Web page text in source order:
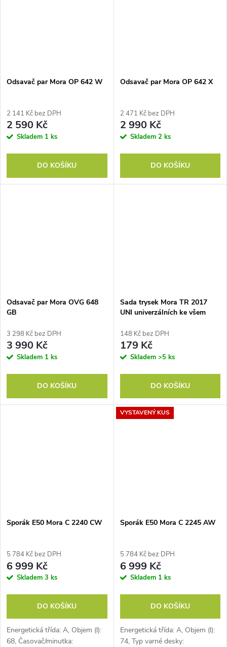
Odsavač par Mora OP 642 W
2 141 Kč bez DPH
2 590 Kč
Skladem 1 ks
DO KOŠÍKU
Odsavač par Mora OP 642 X
2 471 Kč bez DPH
2 990 Kč
Skladem 2 ks
DO KOŠÍKU
Odsavač par Mora OVG 648
GB
3 298 Kč bez DPH
3 990 Kč
Skladem 1 ks
DO KOŠÍKU
Sada trysek Mora TR 2017
UNI univerzálních ke všem
148 Kč bez DPH
179 Kč
Skladem >5 ks
DO KOŠÍKU
Sporák E50 Mora C 2240 CW
5 784 Kč bez DPH
6 999 Kč
Skladem 3 ks
DO KOŠÍKU
Energetická třída: A, Objem (l):
68, Časovač/minutka:
VYSTAVENÝ KUS
Sporák E50 Mora C 2245 AW
5 784 Kč bez DPH
6 999 Kč
Skladem 1 ks
DO KOŠÍKU
Energetická třída: A, Objem (l):
74, Typ varné desky: